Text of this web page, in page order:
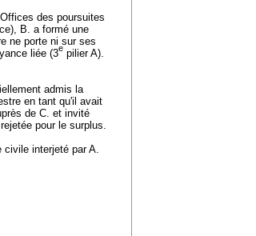
des poursuites
B. a formé une
ne porte ni sur ses
liée (3e pilier A).
admis la
en tant qu'il avait
de C. et invité
pour le surplus.
civile interjeté par A.